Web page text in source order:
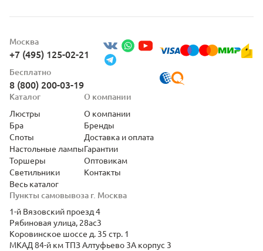
Москва
+7 (495) 125-02-21
Бесплатно
8 (800) 200-03-19
Пункты самовывоза г. Москва
1-й Вязовский проезд 4
Рябиновая улица, 28ас3
Коровинское шоссе д. 35 стр. 1
МКАД 84-й км ТПЗ Алтуфьево 3А корпус 3
Каталог
Люстры
Бра
Споты
Настольные лампы
Торшеры
Светильники
Весь каталог
О компании
О компании
Бренды
Доставка и оплата
Гарантии
Оптовикам
Контакты